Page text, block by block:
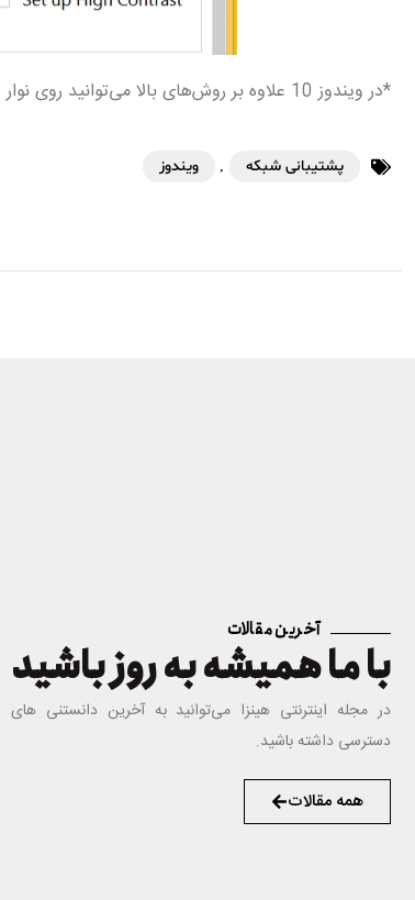
*در ویندوز 10 علاوه بر روش‌های بالا می‌توانید روی نوار پایین دسکتاپ کلیک راست کرده و Show touch keyboard button را انتخاب کنید.
پشتیبانی شبکه , ویندوز
آخرین مقالات
با ما همیشه به روز باشید
دسترسی داشته باشید.
همه مقالات